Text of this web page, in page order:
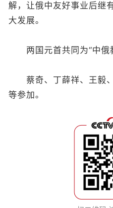
解，让俄中友好事业后继
大发展。
两国元首共同为“中俄
蔡奇、丁薛祥、王毅、
等参加。